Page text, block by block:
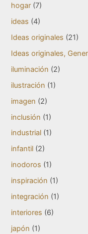
hogar (7)
ideas (4)
Ideas originales (21)
Ideas originales,
iluminación (2)
ilustración (1)
imagen (2)
inclusión (1)
industrial (1)
infantil (2)
inodoros (1)
inspiración (1)
integración (1)
interiores (6)
japón (1)